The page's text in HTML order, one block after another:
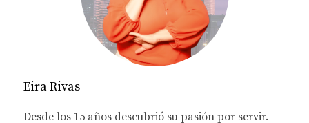
beneficiarte. Recuerda que contar con un agente
inmobiliario como Eira Rivas puede facilitarte este
proceso y asegurarte de que aproveches al máximo
cada oportunidad
DEDUCCIONES FISCALES
Eira Rivas
Desde los 15 años descubrió su pasión por servir.